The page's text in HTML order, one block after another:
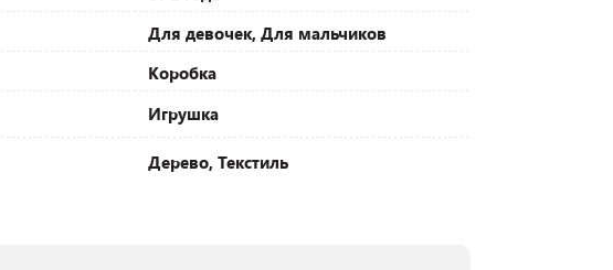
Для девочек, Для мальчиков
Коробка
Игрушка
Дерево, Текстиль